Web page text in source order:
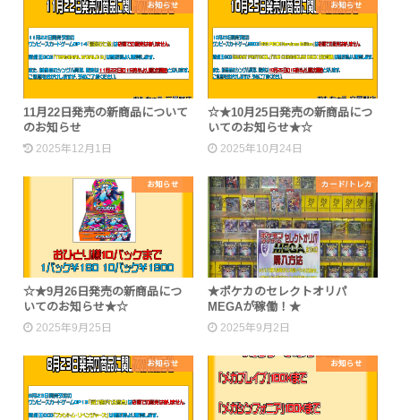
お知らせ
11月22日発売の新商品について
のお知らせ
2025年12月1日
お知らせ
☆★10月25日発売の新商品につ
いてのお知らせ★☆
2025年10月24日
お知らせ
☆★9月26日発売の新商品につ
いてのお知らせ★☆
2025年9月25日
カード/トレカ
★ポケカのセレクトオリパ
MEGAが稼働！★
2025年9月2日
お知らせ お知らせ